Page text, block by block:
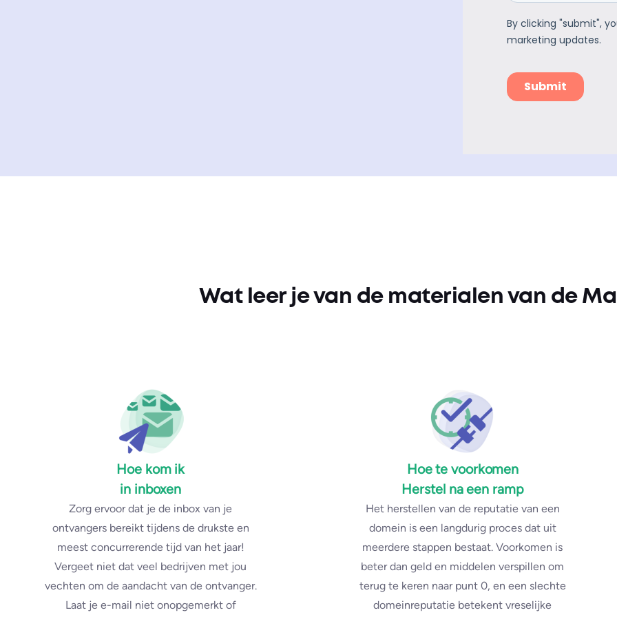
Wat leer je van de materialen van de
Hoe kom ik
in inboxen
Zorg ervoor dat je de inbox van je
ontvangers bereikt tijdens de drukste en
meest concurrerende tijd van het jaar!
Vergeet niet dat veel bedrijven met jou
vechten om de aandacht van de ontvanger.
Laat je e-mail niet onopgemerkt of
Hoe te voorkomen
Herstel na een ramp
Het herstellen van de reputatie van een
domein is een langdurig proces dat uit
meerdere stappen bestaat. Voorkomen is
beter dan geld en middelen verspillen om
terug te keren naar punt 0, en een slechte
domeinreputatie betekent vreselijke